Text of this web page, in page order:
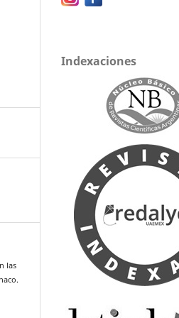
las
Indexaciones